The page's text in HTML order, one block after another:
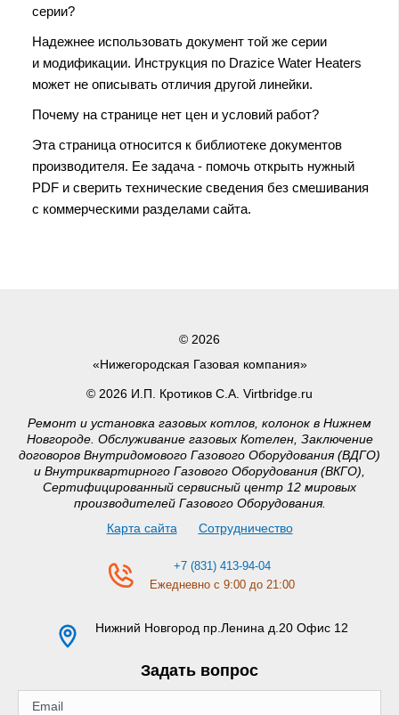
серии?
Надежнее использовать документ той же серии
и модификации. Инструкция по Drazice Water Heaters
может не описывать отличия другой линейки.
Почему на странице нет цен и условий работ?
Эта страница относится к библиотеке документов
производителя. Ее задача - помочь открыть нужный
PDF и сверить технические сведения без смешивания
с коммерческими разделами сайта.
© 2026
«Нижегородская Газовая компания»
© 2026 И.П. Кротиков С.А. Virtbridge.ru
Ремонт и установка газовых котлов, колонок в Нижнем
Новгороде. Обслуживание газовых Котелен, Заключение
договоров Внутридомового Газового Оборудования (ВДГО)
и Внутриквартирного Газового Оборудования (ВКГО),
Сертифицированный сервисный центр 12 мировых
производителей Газового Оборудования.
Карта сайта
Сотрудничество
+7 (831) 413-94-04
Ежедневно с 9:00 до 21:00
Нижний Новгород пр.Ленина д.20 Офис 12
Задать вопрос